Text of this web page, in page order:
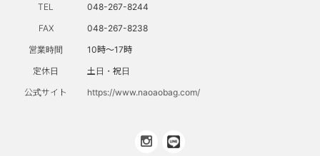
TEL
048-267-8244
FAX
048-267-8238
営業時間
10時～17時
定休日
土日・祝日
公式サイト
https://www.naoaobag.com/